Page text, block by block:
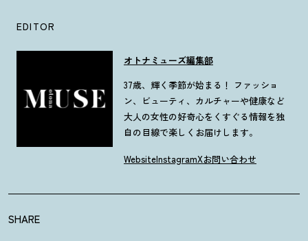
EDITOR
オトナミューズ編集部
37歳、輝く季節が始まる！ ファッショ
ン、ビューティ、カルチャーや健康など
大人の女性の好奇心をくすぐる情報を独
自の目線で楽しくお届けします。
WebsiteInstagramXお問い合わせ
SHARE